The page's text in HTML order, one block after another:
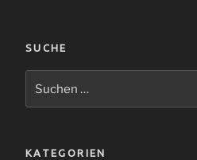
SUCHE
nach:
KATEGORIEN